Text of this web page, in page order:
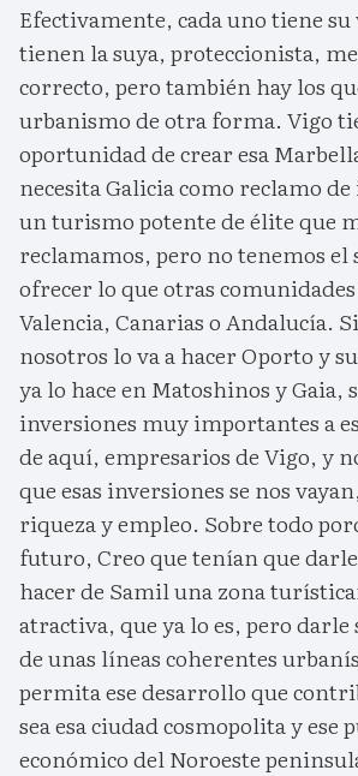
Efectivamente, cada uno tiene
tienen la suya, proteccionista,
correcto, pero también hay los
urbanismo de otra forma. Vigo
oportunidad de crear esa
necesita Galicia como reclamo
un turismo potente de élite que
reclamamos, pero no tenemos el
ofrecer lo que otras
Valencia, Canarias o Andalucía.
nosotros lo va a hacer Oporto y
ya lo hace en Matoshinos y Gaia,
inversiones muy importantes a
de aquí, empresarios de Vigo, y
que esas inversiones se nos
riqueza y empleo. Sobre todo
futuro, Creo que tenían que
hacer de Samil una zona
atractiva, que ya lo es, pero
de unas líneas coherentes
permita ese desarrollo que
sea esa ciudad cosmopolita y ese
económico del Noroeste